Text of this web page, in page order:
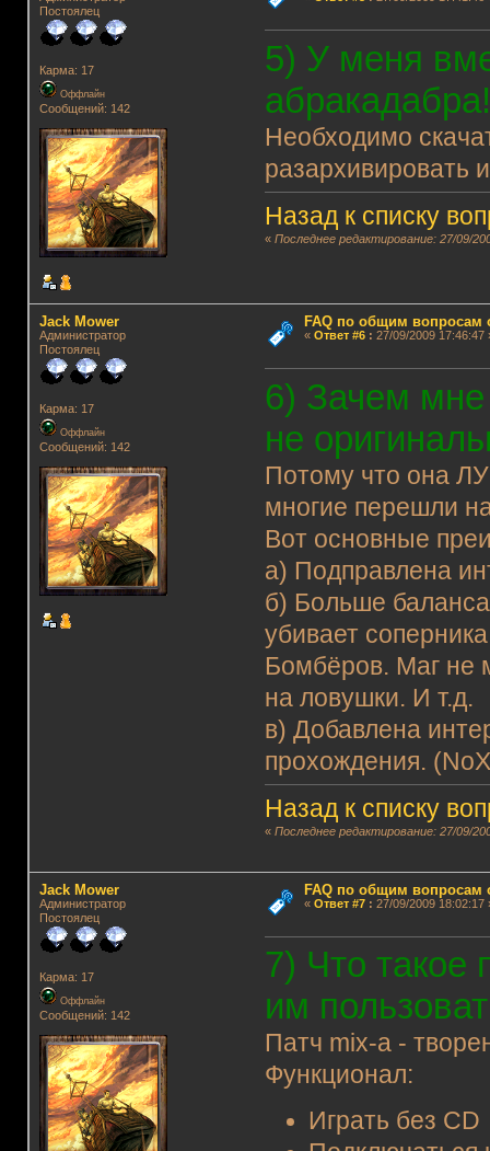
Постоялец
Карма: 17
Оффлайн
Сообщений: 142
5) У меня
Необходимо
разархивировать
Назад к списку
«Последнее редактирование: 27/09/
Jack Mower
Администратор
Постоялец
Карма: 17
Оффлайн
Сообщений: 142
FAQ по общим вопросам
« Ответ #6: 27/09/2009 17:46:47
6) Зачем
не
Потому что она
многие перешли
Вот основные
а) Подправлена
б) Больше
убивает
Бомбёров. Маг не
на ловушки. И т.д.
в) Добавлена
прохождения.
Назад к списку
«Последнее редактирование: 27/09/
Jack Mower
Администратор
Постоялец
Карма: 17
Оффлайн
Сообщений: 142
FAQ по общим вопросам
« Ответ #7: 27/09/2009 18:02:17
7) Что такое
им
Патч mix-а -
Функционал:
Играть без CD